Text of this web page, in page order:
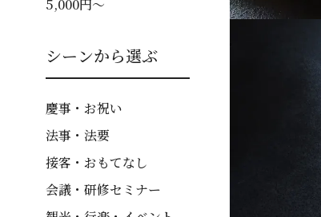
5,000円～
シーンから選ぶ
慶事・お祝い
法事・法要
接客・おもてなし
会議・研修セミナー